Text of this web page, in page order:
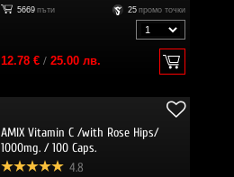
5669 пъти 25 промо точки
12.78 €/ 25.00 лв.
AMIX Vitamin C /with Rose Hips/
1000mg. / 100 Caps.
4.8